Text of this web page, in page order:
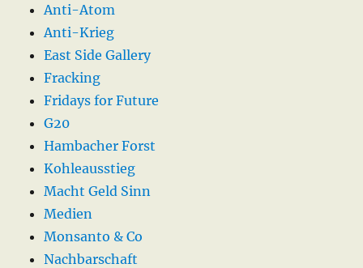
Anti-Atom
Anti-Krieg
East Side Gallery
Fracking
Fridays for Future
G20
Hambacher Forst
Kohleausstieg
Macht Geld Sinn
Medien
Monsanto & Co
Nachbarschaft